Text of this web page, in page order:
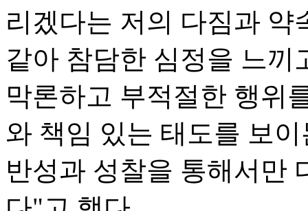
리겠다는 저의 다짐과 약
같아 참담한 심정을 느
막론하고 부적절한 행위
와 책임 있는 태도를 보
반성과 성찰을 통해서만